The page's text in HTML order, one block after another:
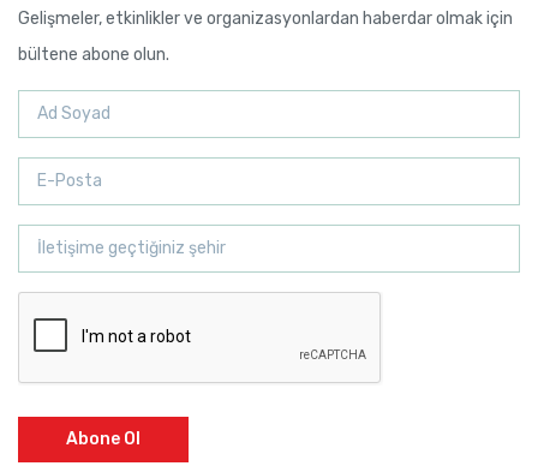
Gelişmeler, etkinlikler ve organizasyonlardan haberdar olmak için
bültene abone olun.
Abone Ol